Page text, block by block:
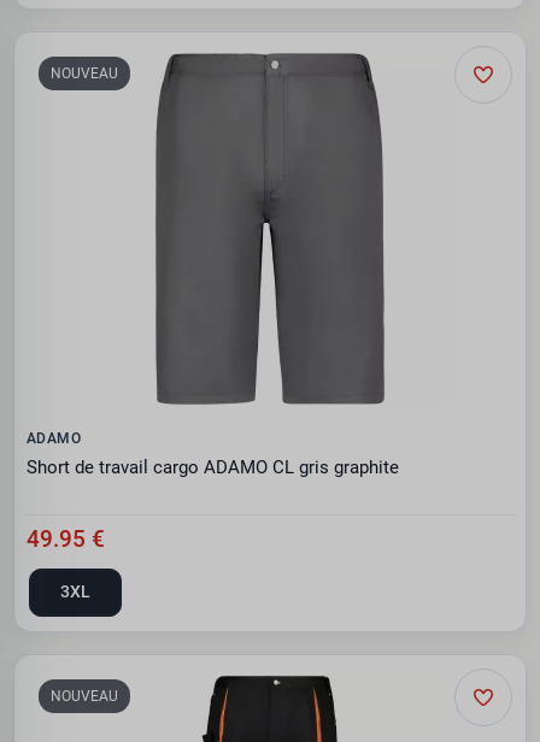
NOUVEAU
ADAMO
Short de travail cargo ADAMO CL gris graphite
49.95 €
3XL
NOUVEAU